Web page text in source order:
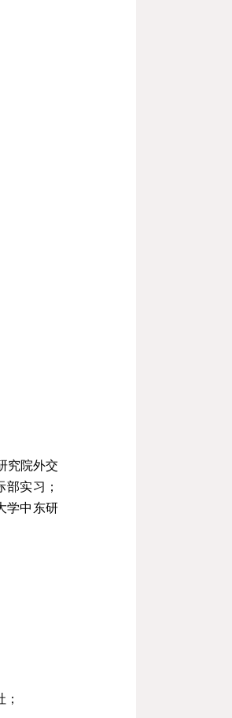
究院外交
实习；
学中东研